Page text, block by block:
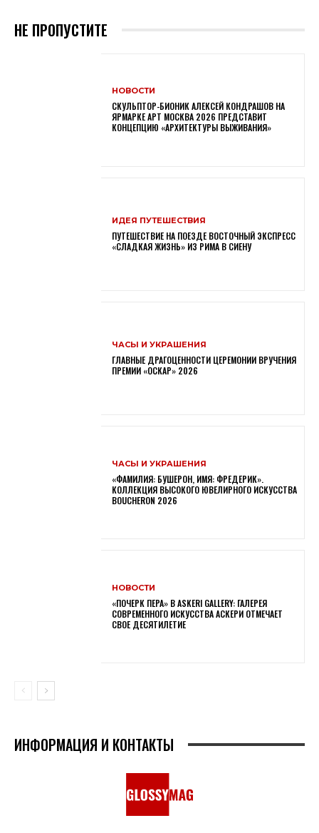
НЕ ПРОПУСТИТЕ
НОВОСТИ
СКУЛЬПТОР-БИОНИК АЛЕКСЕЙ КОНДРАШОВ НА
ЯРМАРКЕ АРТ МОСКВА 2026 ПРЕДСТАВИТ
КОНЦЕПЦИЮ «АРХИТЕКТУРЫ ВЫЖИВАНИЯ»
ИДЕЯ ПУТЕШЕСТВИЯ
ПУТЕШЕСТВИЕ НА ПОЕЗДЕ ВОСТОЧНЫЙ ЭКСПРЕСС
«СЛАДКАЯ ЖИЗНЬ» ИЗ РИМА В СИЕНУ
ЧАСЫ И УКРАШЕНИЯ
ГЛАВНЫЕ ДРАГОЦЕННОСТИ ЦЕРЕМОНИИ ВРУЧЕНИЯ
ПРЕМИИ «ОСКАР» 2026
ЧАСЫ И УКРАШЕНИЯ
«ФАМИЛИЯ: БУШЕРОН, ИМЯ: ФРЕДЕРИК».
КОЛЛЕКЦИЯ ВЫСОКОГО ЮВЕЛИРНОГО ИСКУССТВА
BOUCHERON 2026
НОВОСТИ
«ПОЧЕРК ПЕРА» В ASKERI GALLERY: ГАЛЕРЕЯ
СОВРЕМЕННОГО ИСКУССТВА АСКЕРИ ОТМЕЧАЕТ
СВОЕ ДЕСЯТИЛЕТИЕ
ИНФОРМАЦИЯ И КОНТАКТЫ